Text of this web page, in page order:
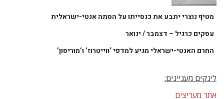
מטיף נוצרי יתבע את כנסייתו על הסתה אנטי-ישראלית
עסקים כרגיל – דצמבר / ינואר
החרם האנטי-ישראלי מגיע למדפי ‘ווייטרוז’ ו’מוריסון’
לינקים מעניינים:
אתר מעריצים